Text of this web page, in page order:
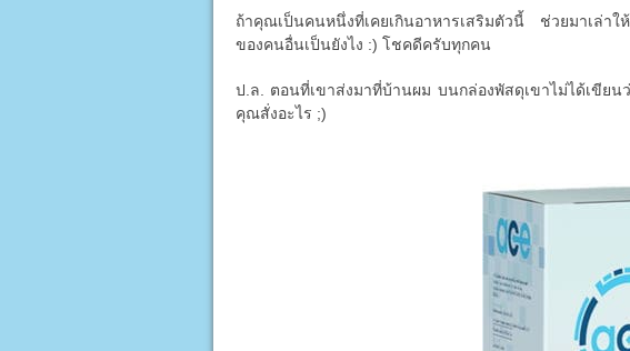
ถ้าคุณเป็นคนหนึ่งที่เคยเกินอาหารเสริมตัวนี้ ช่วยมาเล่า
ของคนอื่นเป็นยังไง :) โชคดีครับทุกคน
ป.ล. ตอนที่เขาส่งมาที่บ้านผม บนกล่องพัสดุเขาไม่ได้เขีย
คุณสั่งอะไร ;)